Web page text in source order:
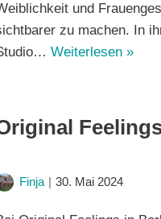
und
zu machen. In
Weiterlesen »
Finja 30. Mai 2024